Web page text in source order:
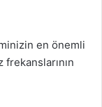
en önemli